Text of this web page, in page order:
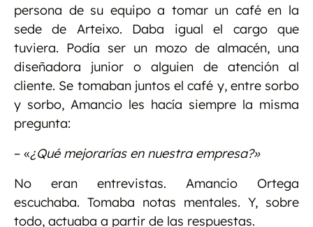
persona de su equipo a tomar un café en la
sede de Arteixo. Daba igual el cargo que
tuviera. Podía ser un mozo de almacén, una
diseñadora junior o alguien de atención al
cliente. Se tomaban juntos el café y, entre sorbo
y sorbo, Amancio les hacía siempre la misma
pregunta:
– «¿Qué mejorarías en nuestra empresa?»
No eran entrevistas. Amancio Ortega
escuchaba. Tomaba notas mentales. Y, sobre
todo, actuaba a partir de las respuestas.